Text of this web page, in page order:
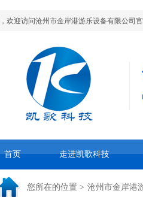
欢迎访问沧州市金岸港游乐设备有限公司官
首页 走进凯歌科技
您所在的位置 > 沧州市金岸港